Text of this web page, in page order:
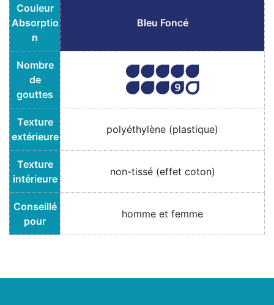
Couleur
Absorptio
n
Bleu Foncé
Nombre
de
gouttes
Texture
extérieure
polyéthylène (plastique)
Texture
intérieure
non-tissé (effet coton)
Conseillé
pour
homme et femme